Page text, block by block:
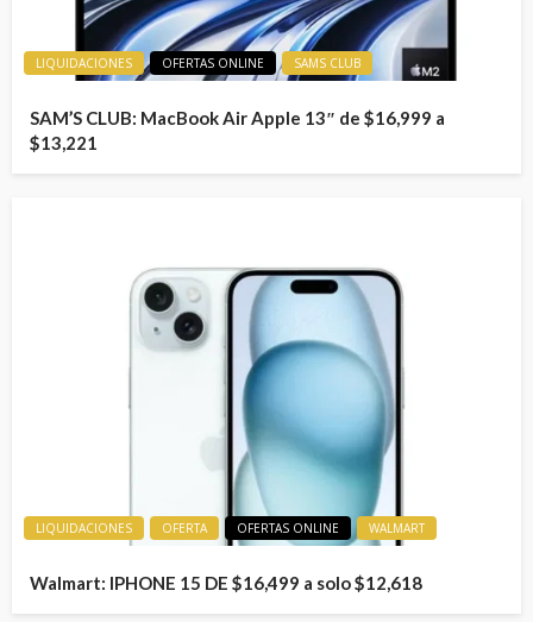
LIQUIDACIONES OFERTAS ONLINE SAMS CLUB
SAM’S CLUB: MacBook Air Apple 13″ de $16,999 a
$13,221
LIQUIDACIONES OFERTA OFERTAS ONLINE WALMART
Walmart: IPHONE 15 DE $16,499 a solo $12,618